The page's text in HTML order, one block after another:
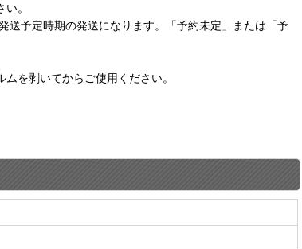
。
送予定時期の発送になります。「予約未定」または「予
を剥いてからご使用ください。